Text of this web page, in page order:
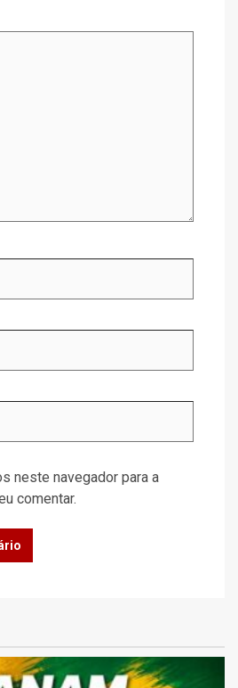
neste navegador para a
comentar.